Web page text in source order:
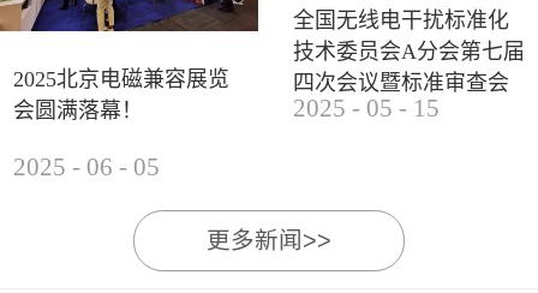
2025北京电磁兼容展览
会圆满落幕！
2025 - 06 - 05
全国无线电干扰标准化
技术委员会A分会第七届
四次会议暨标准审查会
成功举办
2025 - 05 - 15
更多新闻>>